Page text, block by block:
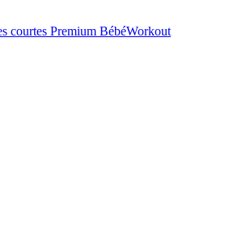
courtes Premium BébéWorkout